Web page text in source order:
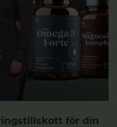
för din